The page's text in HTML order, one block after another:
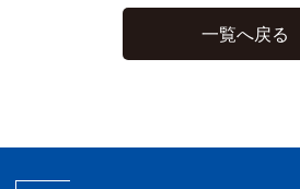
一覧へ戻る